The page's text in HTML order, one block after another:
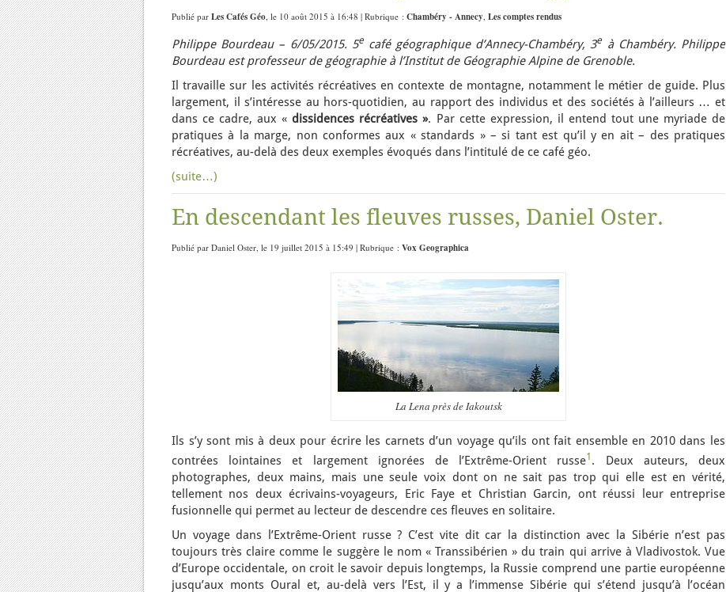
Publié par Les Cafés Géo, le 10 août 2015 à 16:48 | Rubrique : Chambéry - Annecy, Les comptes rendus
Philippe Bourdeau – 6/05/2015. 5ecafé géographique d’Annecy-Chambéry, 3e à Chambéry. Philippe
Bourdeau est professeur de géographie à l’Institut de Géographie Alpine de Grenoble.
Il travaille sur les activités récréatives en contexte de montagne, notamment le métier de guide. Plus
largement, il s’intéresse au hors-quotidien, au rapport des individus et des sociétés à l’ailleurs … et
dans ce cadre, aux « dissidences récréatives ». Par cette expression, il entend tout une myriade de
pratiques à la marge, non conformes aux « standards » – si tant est qu’il y en ait – des pratiques
récréatives, au-delà des deux exemples évoqués dans l’intitulé de ce café géo.
(suite…)
En descendant les fleuves russes, Daniel Oster.
Publié par Daniel Oster, le 19 juillet 2015 à 15:49 | Rubrique : Vox Geographica
La Lena près de Iakoutsk
Ils s’y sont mis à deux pour écrire les carnets d’un voyage qu’ils ont fait ensemble en 2010 dans les
contrées lointaines et largement ignorées de l’Extrême-Orient russe1 . Deux auteurs, deux
photographes, deux mains, mais une seule voix dont on ne sait pas trop qui elle est en vérité,
tellement nos deux écrivains-voyageurs, Eric Faye et Christian Garcin, ont réussi leur entreprise
fusionnelle qui permet au lecteur de descendre ces fleuves en solitaire.
Un voyage dans l’Extrême-Orient russe ? C’est vite dit car la distinction avec la Sibérie n’est pas
toujours très claire comme le suggère le nom « Transsibérien » du train qui arrive à Vladivostok. Vue
d’Europe occidentale, on croit le savoir depuis longtemps, la Russie comprend une partie européenne
jusqu’aux monts Oural et, au-delà vers l’Est, il y a l’immense Sibérie qui s’étend jusqu’à l’océan